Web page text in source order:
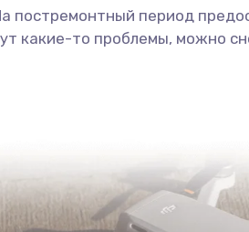
постремонтный период
какие-то проблемы, можно